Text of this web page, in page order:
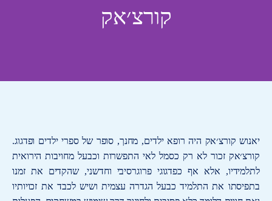
קורצ׳אק
יאנוש קורצ׳אק היה רופא ילדים, מחנך, סופר של ספרי ילדים ופדגוג.
קורצ׳אק זכור לא רק כסמל לאי התפשרות וכבעל מחויבות הירואית
לתלמידיו, אלא אף כפדגוגי פרוגרסיבי וחדשני, שהקדים את זמנו
בתפיסתו את התלמיד כבעל הגדרה עצמית ושיש לכבד את זכויותיו